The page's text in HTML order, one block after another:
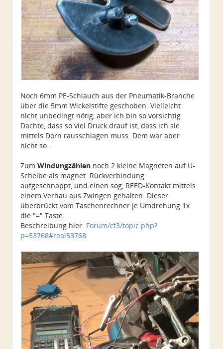
Noch 6mm PE-Schlauch aus der Pneumatik-Branche
über die 5mm Wickelstifte geschoben. Vielleicht
nicht unbedingt nötig, aber ich bin so vorsichtig.
Dachte, dass so viel Druck drauf ist, dass ich sie
mittels Dorn rausschlagen muss. Dem war aber
nicht so.
Zum Windungzählen noch 2 kleine Magneten auf U-
Scheibe als magnet. Rückverbindung
aufgeschnappt, und einen sog, REED-Kontakt mittels
einem Verhau aus Zwingen gehalten. Dieser
überbrückt vom Taschenrechner je Umdrehung 1x
die "=" Taste.
Beschreibung hier: Forum/cf3/topic.php?
p=53768#real53768